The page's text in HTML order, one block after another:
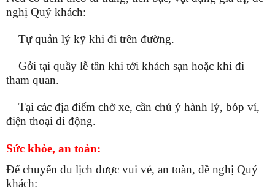
nghị Quý khách:
– Tự quản lý kỹ khi đi trên đường.
– Gởi tại quầy lễ tân khi tới khách sạn hoặc khi đi
tham quan.
– Tại các địa điểm chờ xe, cần chú ý hành lý, bóp ví,
điện thoại di động.
Sức khỏe, an toàn:
Để chuyến du lịch được vui vẻ, an toàn, đề nghị Quý
khách: